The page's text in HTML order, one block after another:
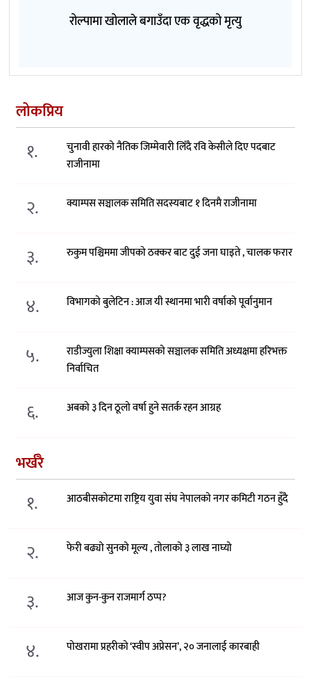
रोल्पामा खोलाले बगाउँदा एक वृद्धको मृत्यु
लोकप्रिय
१.
चुनावी हारको नैतिक जिम्मेवारी लिँदै रवि केसीले दिए पदबाट
राजीनामा
२. क्याम्पस सञ्चालक समिति सदस्यबाट १ दिनमै राजीनामा
३. रुकुम पश्चिममा जीपको ठक्कर बाट दुई जना घाइते , चालक फरार
४. विभागको बुलेटिन : आज यी स्थानमा भारी वर्षाको पूर्वानुमान
५.
राडीज्युला शिक्षा क्याम्पसको सञ्चालक समिति अध्यक्षमा हरिभक्त
निर्वाचित
६. अबको ३ दिन ठूलो वर्षा हुने सतर्क रहन आग्रह
भर्खरै
१. आठबीसकोटमा राष्ट्रिय युवा संघ नेपालको नगर कमिटी गठन हुँदै
२. फेरी बढ्यो सुनको मूल्य , तोलाको ३ लाख नाघ्यो
३. आज कुन-कुन राजमार्ग ठप्प?
४. पोखरामा प्रहरीको ‘स्वीप अप्रेसन’, २० जनालाई कारबाही